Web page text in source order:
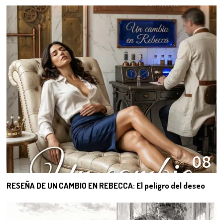
08
RESEÑA DE UN CAMBIO EN REBECCA: El peligro del deseo